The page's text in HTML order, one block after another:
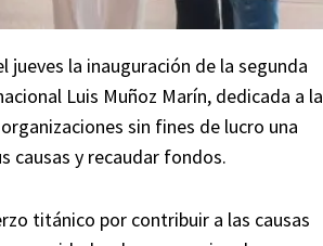
jueves la inauguración de la segunda
Luis Muñoz Marín, dedicada a la
sin fines de lucro una
causas y recaudar fondos.
titánico por contribuir a las causas